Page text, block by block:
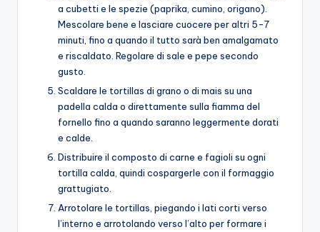
a cubetti e le spezie (paprika, cumino, origano).
Mescolare bene e lasciare cuocere per altri 5-7
minuti, fino a quando il tutto sarà ben amalgamato
e riscaldato. Regolare di sale e pepe secondo
gusto.
Scaldare le tortillas di grano o di mais su una
padella calda o direttamente sulla fiamma del
fornello fino a quando saranno leggermente dorati
e calde.
Distribuire il composto di carne e fagioli su ogni
tortilla calda, quindi cospargerle con il formaggio
grattugiato.
Arrotolare le tortillas, piegando i lati corti verso
l’interno e arrotolando verso l’alto per formare i